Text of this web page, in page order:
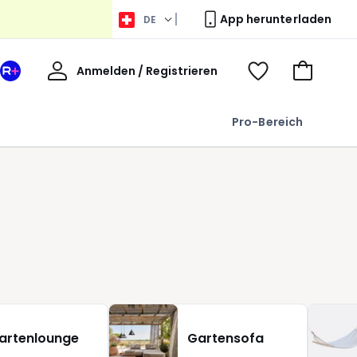
DE App herunterladen
Pro-Bereich
Ihr
Anmelden / Registrieren
Willkommen
Voir
Zum
Gartensofa